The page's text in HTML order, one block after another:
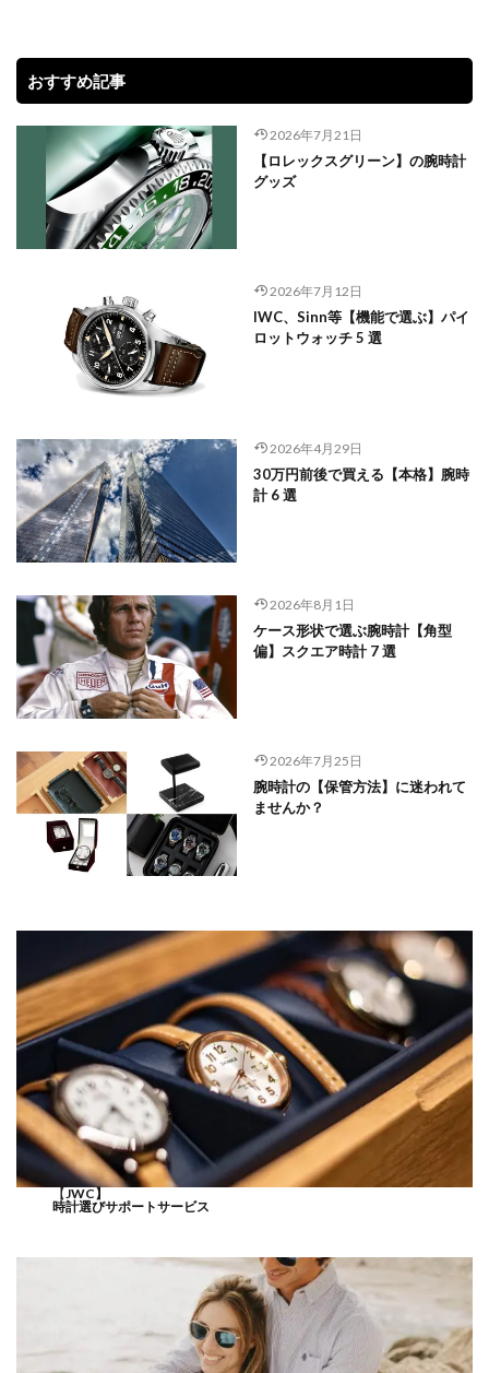
おすすめ記事
2026年7月21日
【ロレックスグリーン】の腕時計
グッズ
2026年7月12日
IWC、Sinn等【機能で選ぶ】パイ
ロットウォッチ 5 選
2026年4月29日
30万円前後で買える【本格】腕時
計 6 選
2026年8月1日
ケース形状で選ぶ腕時計【角型
偏】スクエア時計 7 選
2026年7月25日
腕時計の【保管方法】に迷われて
ませんか？
【JWC】
時計選びサポートサービス